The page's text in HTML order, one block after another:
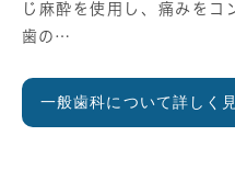
じ麻酔を使用し、痛みをコ
歯の…
一般歯科について詳しく